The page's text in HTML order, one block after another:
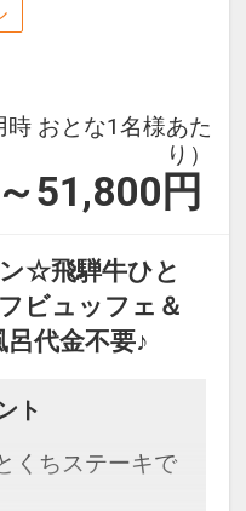
日～2027年1
時 おとな1名様あた
り）
51,800 円
☆飛騨牛ひと
ビュッフェ＆
代金不要♪
ト
くちステーキで